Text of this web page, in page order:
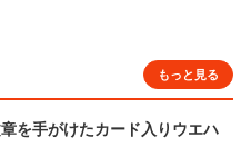
もっと見る
を手がけたカード入りウエハ